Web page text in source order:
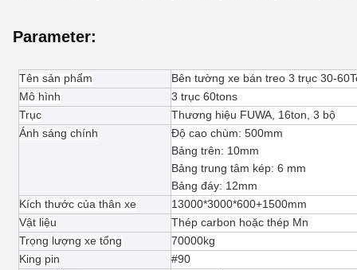
Parameter:
Tên sản phẩm
Bên tường xe bán treo 3 trục 30-
Mô hình
3 trục 60tons
Trục
Thương hiệu FUWA, 16ton, 3 bộ
Ánh sáng chính
Độ cao chùm: 500mm
Bảng trên: 10mm
Bảng trung tâm kép: 6 mm
Bảng đáy: 12mm
Kích thước của thân xe
13000*3000*600+1500mm
Vật liệu
Thép carbon hoặc thép Mn
Trọng lượng xe tổng
70000kg
King pin
#90